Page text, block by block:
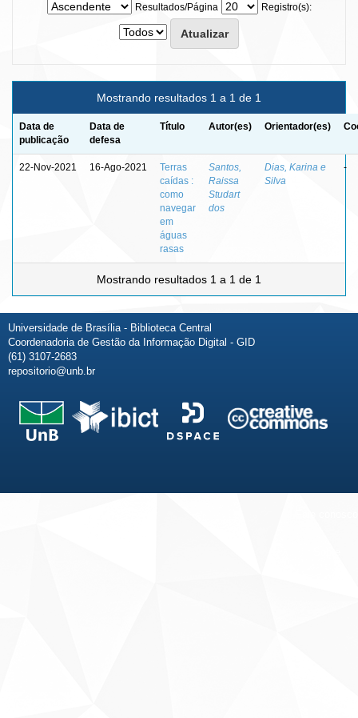
Resultados/Página
Registro(s):
Mostrando resultados 1 a 1 de 1
Data de
publicação
Data de
defesa
Título Autor(es) Orientador(es)
22-Nov-2021 16-Ago-2021
Terras
caídas :
como
navegar
em
águas
rasas
Santos,
Raissa
Studart
dos
Dias, Karina e
Silva
-
Mostrando resultados 1 a 1 de 1
Universidade de Brasília - Biblioteca Central
Coordenadoria de Gestão da Informação Digital - GID
(61) 3107-2683
repositorio@unb.br